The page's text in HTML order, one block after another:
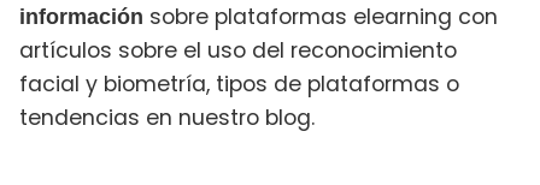
información sobre plataformas elearning con
artículos sobre el uso del reconocimiento
facial y biometría, tipos de plataformas o
tendencias en nuestro blog.